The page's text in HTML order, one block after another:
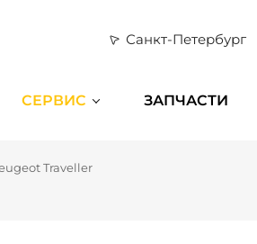
Санкт-Петербург
СЕРВИС ЗАПЧАСТИ
Traveller